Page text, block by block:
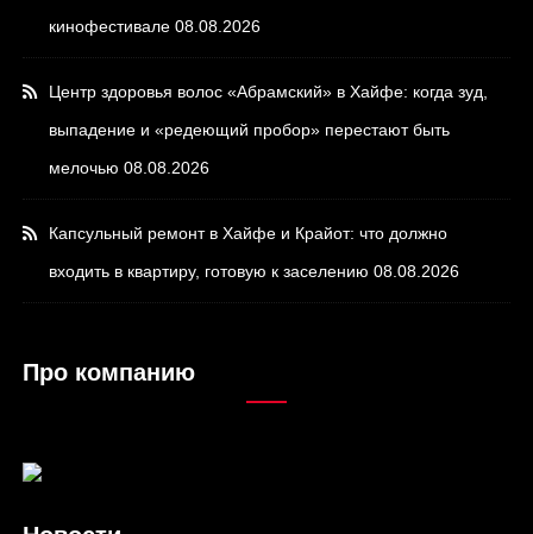
кинофестивале 08.08.2026
Центр здоровья волос «Абрaмский» в Хайфе: когда зуд,
выпадение и «редеющий пробор» перестают быть
мелочью 08.08.2026
Капсульный ремонт в Хайфе и Крайот: что должно
входить в квартиру, готовую к заселению 08.08.2026
Про компанию